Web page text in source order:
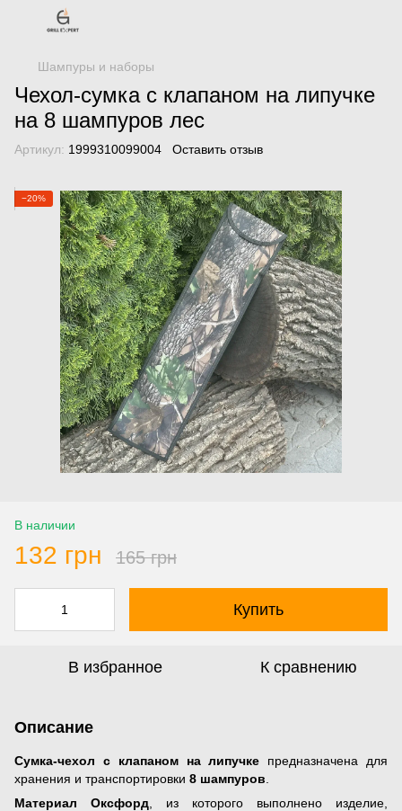
Шампуры и наборы
Чехол-сумка с клапаном на липучке
на 8 шампуров лес
Артикул: 1999310099004 Оставить отзыв
−20%
В наличии
132 грн 165 грн
Купить
В избранное К сравнению
Описание
Сумка-чехол с клапаном на липучке предназначена для
хранения и транспортировки 8 шампуров
Материал Оксфорд , из которого выполнено изделие,